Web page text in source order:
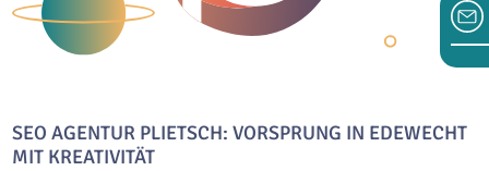
SEO AGENTUR PLIETSCH: VORSPRUNG IN EDEWECHT
MIT KREATIVITÄT